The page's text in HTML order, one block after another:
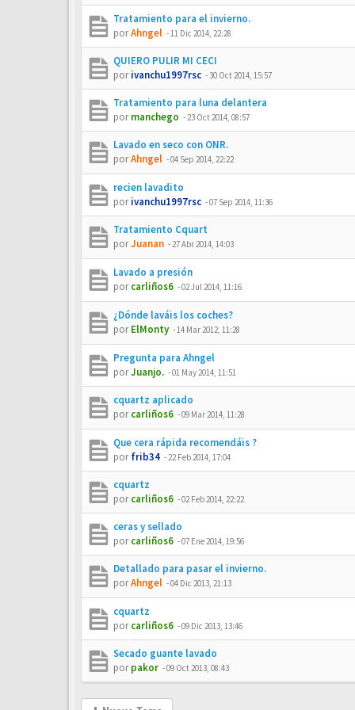
Tratamiento para el invierno.
porAhngel -11 Dic 2014, 22:28
QUIERO PULIR MI CECI
porivanchu1997rsc - 30 Oct 2014, 15:57
Tratamiento para luna delantera
pormanchego -23 Oct 2014, 08:57
Lavado en seco con ONR.
porAhngel -04 Sep 2014, 22:22
recien lavadito
porivanchu1997rsc -07 Sep 2014, 11:36
Tratamiento Cquart
porJuanan -27 Abr 2014, 14:03
Lavado a presión
porcarliños6 -02 Jul 2014, 11:16
¿Dónde laváis los coches?
porElMonty -14 Mar 2012, 11:28
Pregunta para Ahngel
porJuanjo. -01 May 2014, 11:51
cquartz aplicado
porcarliños6 -09 Mar 2014, 11:28
Que cera rápida recomendáis ?
porfrib34 -22 Feb 2014, 17:04
cquartz
porcarliños6 -02 Feb 2014, 22:22
ceras y sellado
porcarliños6 -07 Ene 2014, 19:56
Detallado para pasar el invierno.
porAhngel -04 Dic 2013, 21:13
cquartz
porcarliños6 -09 Dic 2013, 13:46
Secado guante lavado
porpakor -09 Oct 2013, 08:43